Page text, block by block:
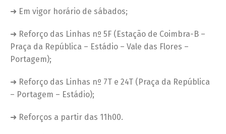
➜ Em vigor horário de sábados;
➜ Reforço das Linhas nº 5F (Estação de Coimbra-B –
Praça da República – Estádio – Vale das Flores –
Portagem);
➜ Reforço das Linhas nº 7T e 24T (Praça da República
– Portagem – Estádio);
➜ Reforços a partir das 11h00.